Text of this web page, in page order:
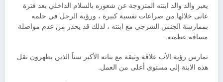
يعبر والد والد ابنته المتزوجة عن شعوره بالسلام الداخلي بعد فترة
عانى خلالها من صراعات نفسية كبيرة ، ورؤية الرجل في حلمه
بممارسة الجنس الشرجي مع ابنته ، لذلك قد يحذر من عدم مواصلة
مسافة عظمته.
تمارس رؤية الأب علاقة وثيقة مع بناته الأكبر سناً الذين يظهرون نقل
هذه الابنة إلى مستوى أعلى من العمل.